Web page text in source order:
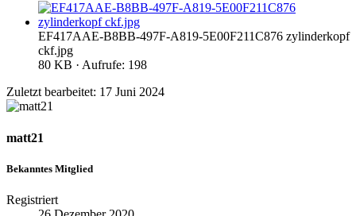
EF417AAE-B8BB-497F-A819-5E00F211C876 zylinderkopf
ckf.jpg
80 KB · Aufrufe: 198
Zuletzt bearbeitet: 17 Juni 2024
matt21
Bekanntes Mitglied
Registriert